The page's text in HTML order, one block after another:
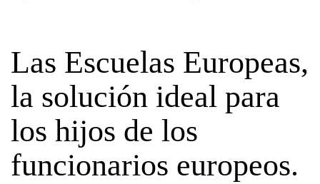
Las Escuelas Europeas,
la solución ideal para
los hijos de los
funcionarios europeos.